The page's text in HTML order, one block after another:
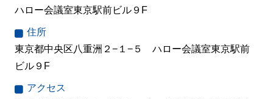
ハロー会議室東京駅前ビル９F
住所
東京都中央区八重洲２−１−５ ハロー会議室東京駅前
ビル９F
アクセス